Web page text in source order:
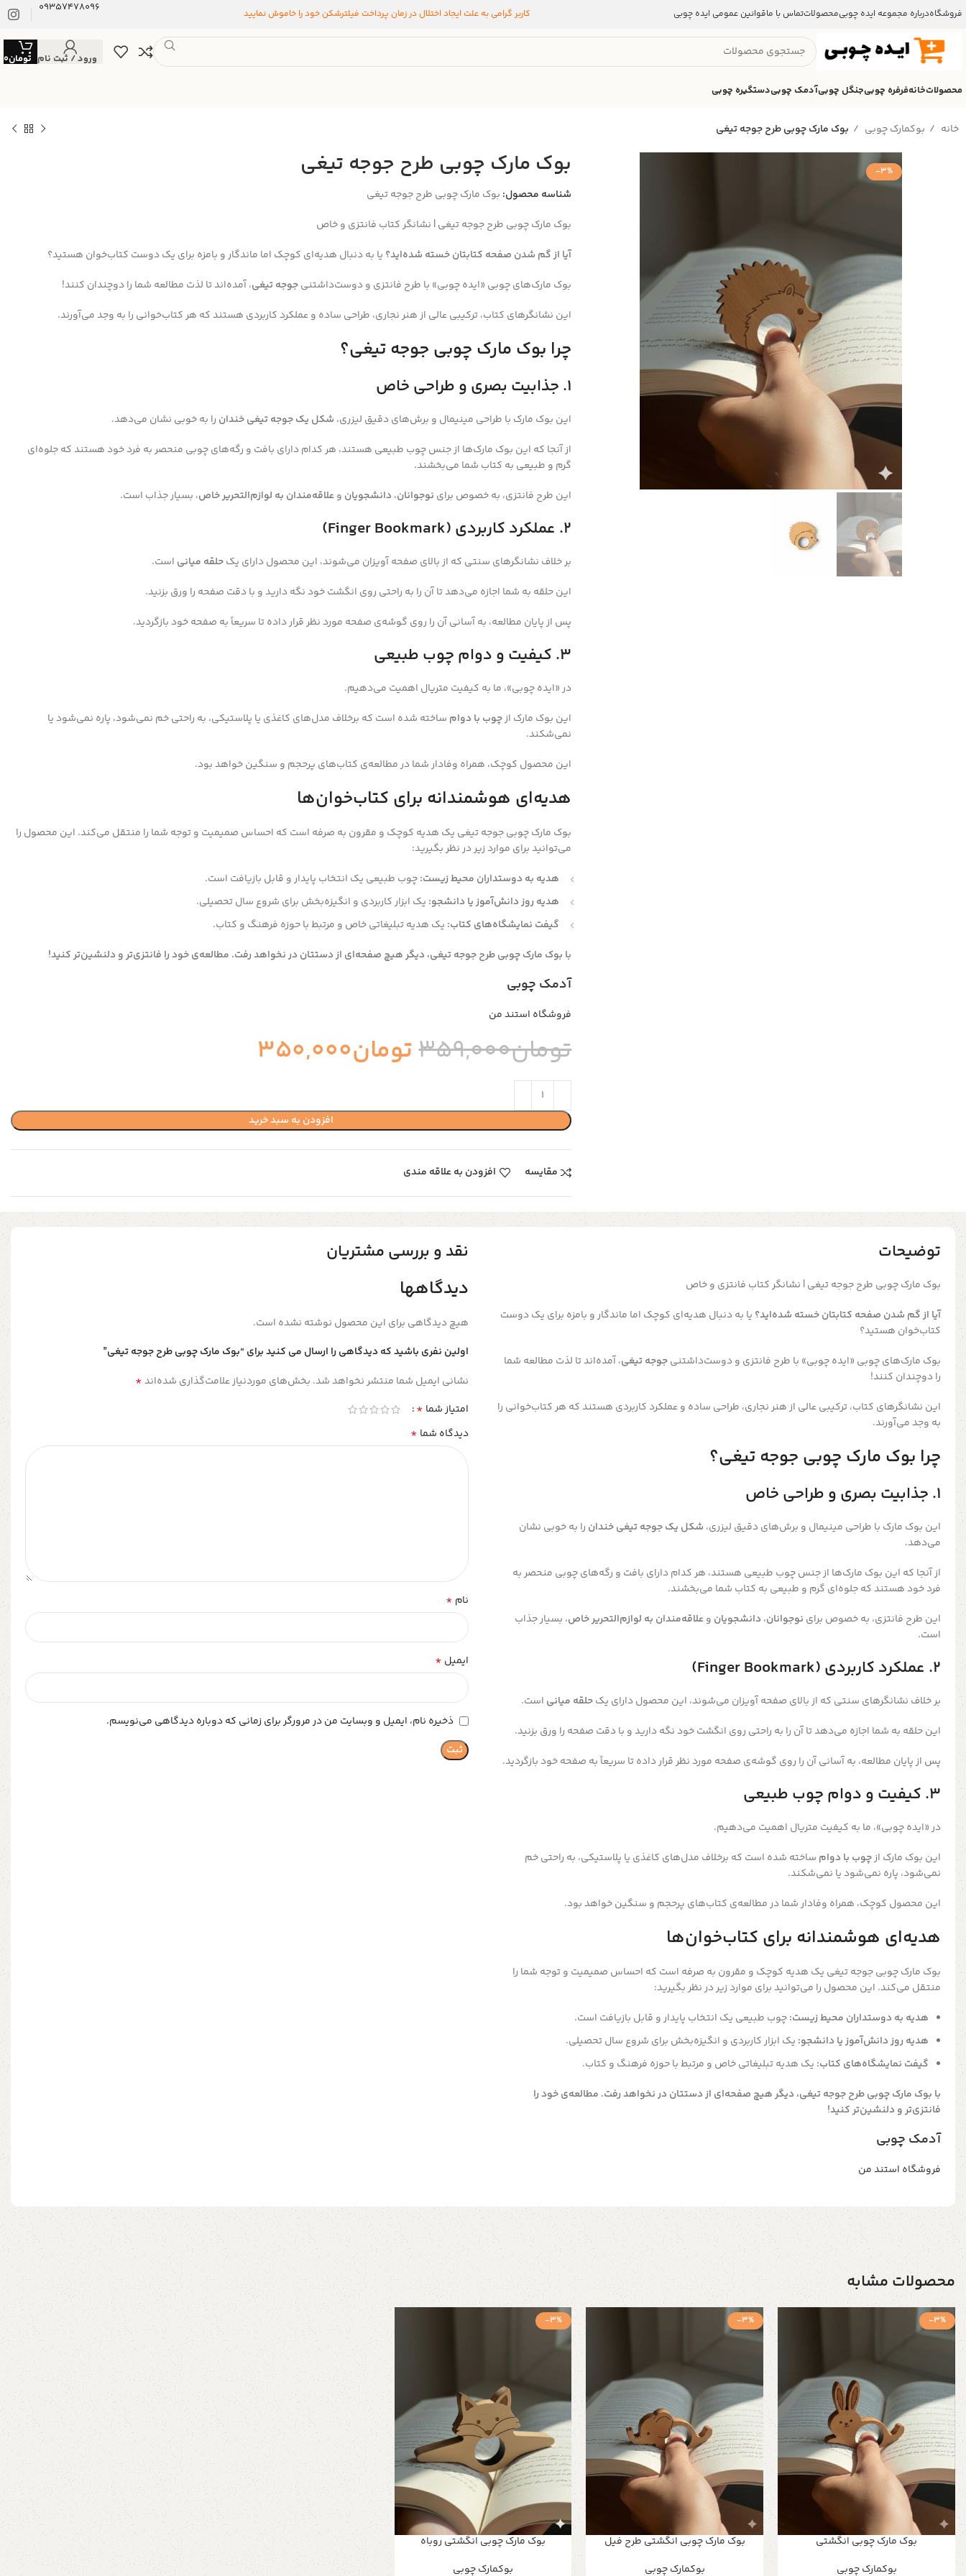
فروشگاهدرباره مجموعه ایده چوبیمحصولاتتماس با ماقوانین عمومی ایده چوبی کاربر گرامی به علت ایجاد اختلال در زمان پرداخت فیلترشکن خود را خاموش نمایید 09357478096
ورود / ثبت نام تومان0
محصولاتخانهفرفره چوبیجنگل چوبیآدمک چوبیدستگیره چوبی
خانه بوکمارک چوبی بوک مارک چوبی طرح جوجه تیغی
-3% بوک مارک چوبی طرح جوجه تیغی
شناسه محصول: بوک مارک چوبی طرح جوجه تیغی
بوک مارک چوبی طرح جوجه تیغی | نشانگر کتاب فانتزی و خاص
آیا از گم شدن صفحه کتابتان خسته شده‌اید؟ یا به دنبال هدیه‌ای کوچک اما ماندگار و بامزه برای یک دوست کتاب‌خوان هستید؟
بوک مارک‌های چوبی «ایده چوبی» با طرح فانتزی و دوست‌داشتنیجوجه تیغی، آمده‌اند تا لذت مطالعه شما را دوچندان کنند!
این نشانگرهای کتاب، ترکیبی عالی از هنر نجاری، طراحی ساده و عملکرد کاربردی هستند که هر کتاب‌خوانی را به وجد می‌آورند.
چرا بوک مارک چوبی جوجه تیغی؟
۱. جذابیت بصری و طراحی خاص
این بوک مارک با طراحی مینیمال و برش‌های دقیق لیزری، شکل یک جوجه تیغی خندان را به خوبی نشان می‌دهد.
از آنجا که این بوک مارک‌ها از جنس چوب طبیعی هستند، هر کدام دارای بافت و رگه‌های چوبی منحصر به فرد خود هستند که جلوه‌ای
گرم و طبیعی به کتاب شما می‌بخشند.
این طرح فانتزی، به خصوص برای نوجوانان، دانشجویان وعلاقه‌مندان به لوازم‌التحریر خاص، بسیار جذاب است.
۲. عملکرد کاربردی (Finger Bookmark)
بر خلاف نشانگرهای سنتی که از بالای صفحه آویزان می‌شوند، این محصول دارای یکحلقه میانی است.
این حلقه به شما اجازه می‌دهد تا آن را به راحتی روی انگشت خود نگه دارید و با دقت صفحه را ورق بزنید.
پس از پایان مطالعه، به آسانی آن را روی گوشه‌ی صفحه مورد نظر قرار داده تا سریعاً به صفحه خود بازگردید.
۳. کیفیت و دوام چوب طبیعی
در «ایده چوبی»، ما به کیفیت متریال اهمیت می‌دهیم.
این بوک مارک ازچوب با دوام ساخته شده است که برخلاف مدل‌های کاغذی یا پلاستیکی، به راحتی خم نمی‌شود، پاره نمی‌شود یا
نمی‌شکند.
این محصول کوچک، همراه وفادار شما در مطالعه‌ی کتاب‌های پرحجم و سنگین خواهد بود.
هدیه‌ای هوشمندانه برای کتاب‌خوان‌ها
بوک مارک چوبی جوجه تیغی یک هدیه کوچک و مقرون به صرفه است که احساس صمیمیت و توجه شما را منتقل می‌کند. این محصول را
می‌توانید برای موارد زیر در نظر بگیرید:
هدیه به دوستداران محیط زیست:چوب طبیعی یک انتخاب پایدار و قابل بازیافت است.
هدیه روز دانش‌آموز یا دانشجو: یک ابزار کاربردی و انگیزه‌بخش برای شروع سال تحصیلی.
گیفت نمایشگاه‌های کتاب: یک هدیه تبلیغاتی خاص و مرتبط با حوزه فرهنگ و کتاب.
با بوک مارک چوبی طرح جوجه تیغی، دیگر هیچ صفحه‌ای از دستتان در نخواهد رفت. مطالعه‌ی خود را فانتزی‌تر و دلنشین‌تر کنید!
آدمک چوبی
فروشگاه استند من
تومان359,000تومان350,000
افزودن به سبد خرید
مقایسه افزودن به علاقه مندی
توضیحات
بوک مارک چوبی طرح جوجه تیغی | نشانگر کتاب فانتزی و خاص
آیا از گم شدن صفحه کتابتان خسته شده‌اید؟ یا به دنبال هدیه‌ای کوچک اما ماندگار و بامزه برای یک دوست
کتاب‌خوان هستید؟
بوک مارک‌های چوبی «ایده چوبی» با طرح فانتزی و دوست‌داشتنیجوجه تیغی، آمده‌اند تا لذت مطالعه شما
را دوچندان کنند!
این نشانگرهای کتاب، ترکیبی عالی از هنر نجاری، طراحی ساده و عملکرد کاربردی هستند که هر کتاب‌خوانی را
به وجد می‌آورند.
چرا بوک مارک چوبی جوجه تیغی؟
۱. جذابیت بصری و طراحی خاص
این بوک مارک با طراحی مینیمال و برش‌های دقیق لیزری، شکل یک جوجه تیغی خندان را به خوبی نشان
می‌دهد.
از آنجا که این بوک مارک‌ها از جنس چوب طبیعی هستند، هر کدام دارای بافت و رگه‌های چوبی منحصر به
فرد خود هستند که جلوه‌ای گرم و طبیعی به کتاب شما می‌بخشند.
این طرح فانتزی، به خصوص برای نوجوانان، دانشجویان وعلاقه‌مندان به لوازم‌التحریر خاص، بسیار جذاب
است.
۲. عملکرد کاربردی (Finger Bookmark)
بر خلاف نشانگرهای سنتی که از بالای صفحه آویزان می‌شوند، این محصول دارای یکحلقه میانی است.
این حلقه به شما اجازه می‌دهد تا آن را به راحتی روی انگشت خود نگه دارید و با دقت صفحه را ورق بزنید.
پس از پایان مطالعه، به آسانی آن را روی گوشه‌ی صفحه مورد نظر قرار داده تا سریعاً به صفحه خود بازگردید.
۳. کیفیت و دوام چوب طبیعی
در «ایده چوبی»، ما به کیفیت متریال اهمیت می‌دهیم.
این بوک مارک ازچوب با دوام ساخته شده است که برخلاف مدل‌های کاغذی یا پلاستیکی، به راحتی خم
نمی‌شود، پاره نمی‌شود یا نمی‌شکند.
این محصول کوچک، همراه وفادار شما در مطالعه‌ی کتاب‌های پرحجم و سنگین خواهد بود.
هدیه‌ای هوشمندانه برای کتاب‌خوان‌ها
بوک مارک چوبی جوجه تیغی یک هدیه کوچک و مقرون به صرفه است که احساس صمیمیت و توجه شما را
منتقل می‌کند. این محصول را می‌توانید برای موارد زیر در نظر بگیرید:
هدیه به دوستداران محیط زیست:چوب طبیعی یک انتخاب پایدار و قابل بازیافت است.
هدیه روز دانش‌آموز یا دانشجو: یک ابزار کاربردی و انگیزه‌بخش برای شروع سال تحصیلی.
گیفت نمایشگاه‌های کتاب: یک هدیه تبلیغاتی خاص و مرتبط با حوزه فرهنگ و کتاب.
با بوک مارک چوبی طرح جوجه تیغی، دیگر هیچ صفحه‌ای از دستتان در نخواهد رفت. مطالعه‌ی خود را
فانتزی‌تر و دلنشین‌تر کنید!
آدمک چوبی
فروشگاه استند من
نقد و بررسی مشتریان
دیدگاهها
هیچ دیدگاهی برای این محصول نوشته نشده است.
اولین نفری باشید که دیدگاهی را ارسال می کنید برای “بوک مارک چوبی طرح جوجه تیغی”
نشانی ایمیل شما منتشر نخواهد شد. بخش‌های موردنیاز علامت‌گذاری شده‌اند*
امتیاز شما *
دیدگاه شما *
نام *
ایمیل *
ذخیره نام، ایمیل و وبسایت من در مرورگر برای زمانی که دوباره دیدگاهی می‌نویسم.
محصولات مشابه
-3%
بوک مارک چوبی انگشتی
بوکمارک چوبی
-3%
بوک مارک چوبی انگشتی طرح فیل
بوکمارک چوبی
-3%
بوک مارک چوبی انگشتی روباه
بوکمارک چوبی